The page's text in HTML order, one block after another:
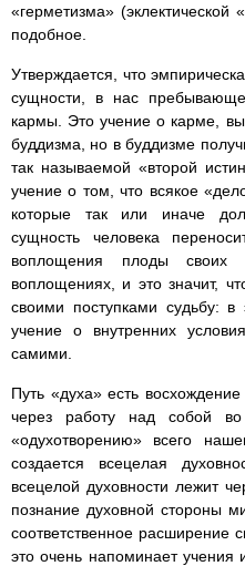
«герметизма»
подобное.
Утверждается, что
сущности, в нас
кармы. Это учение о карме,
буддизма, но в буддизме
так называемой «второй
учение о том, что всякое
которые так или иначе
сущность человека
воплощения плоды
воплощениях, и это значит,
своими поступками судьбу:
учение о внутренних
самими.
Путь «духа» есть
через работу над собой
«одухотворению» всего
создается всецелая
всецелой духовности лежит
познание духовной стороны
соответственное расширение
это очень напоминает учения